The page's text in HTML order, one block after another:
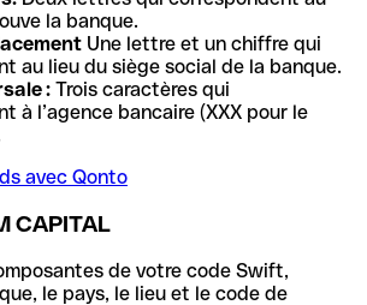
la banque.
Une lettre et un chiffre qui
au lieu du siège social de la banque.
: Trois caractères qui
à l’agence bancaire (XXX pour le
avec Qonto
CAPITAL
de votre code Swift,
le pays, le lieu et le code de